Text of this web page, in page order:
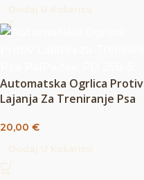
Automatska Ogrlica Protiv
Lajanja Za Treniranje Psa
20,00 €